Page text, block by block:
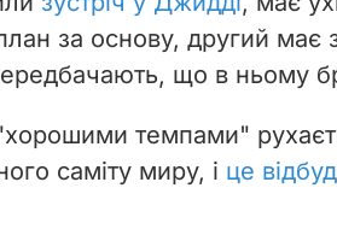
за основу, другий має
що в ньому
темпами"
саміту миру, і це